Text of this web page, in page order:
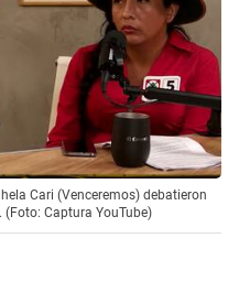
Cari (Venceremos) debatieron
(Foto: Captura YouTube)